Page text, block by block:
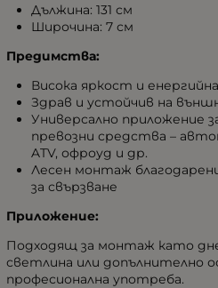
Дължина: 131 см
Широчина: 7 см
Предимства:
Висока яркост и
Здрав и устойчив на
Универсално приложение
превозни средства –
ATV, офроуд и др.
Лесен монтаж
за свързване
Приложение:
Подходящ за монтаж като
светлина или допълнително
професионална употреба.